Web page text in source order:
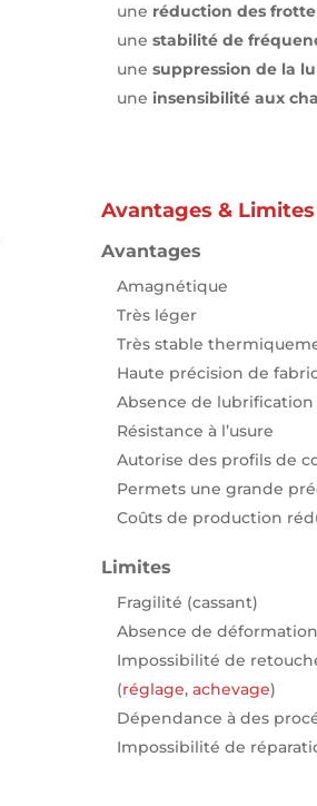
une réduction des
une stabilité de
une suppression de la
une insensibilité aux
Avantages & Limites
Avantages
Amagnétique
Très léger
Très stable
Haute précision de
Absence de lubrification
Résistance à l’usure
Autorise des profils de
Permets une grande
Coûts de production
Limites
Fragilité (cassant)
Absence de
Impossibilité de
(réglage, achevage)
Dépendance à des
Impossibilité de